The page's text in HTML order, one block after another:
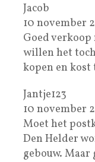
Jacob
10 november
Goed
willen het
kopen en
Jantje123
10 november
Moet het
Den Helder
gebouw.